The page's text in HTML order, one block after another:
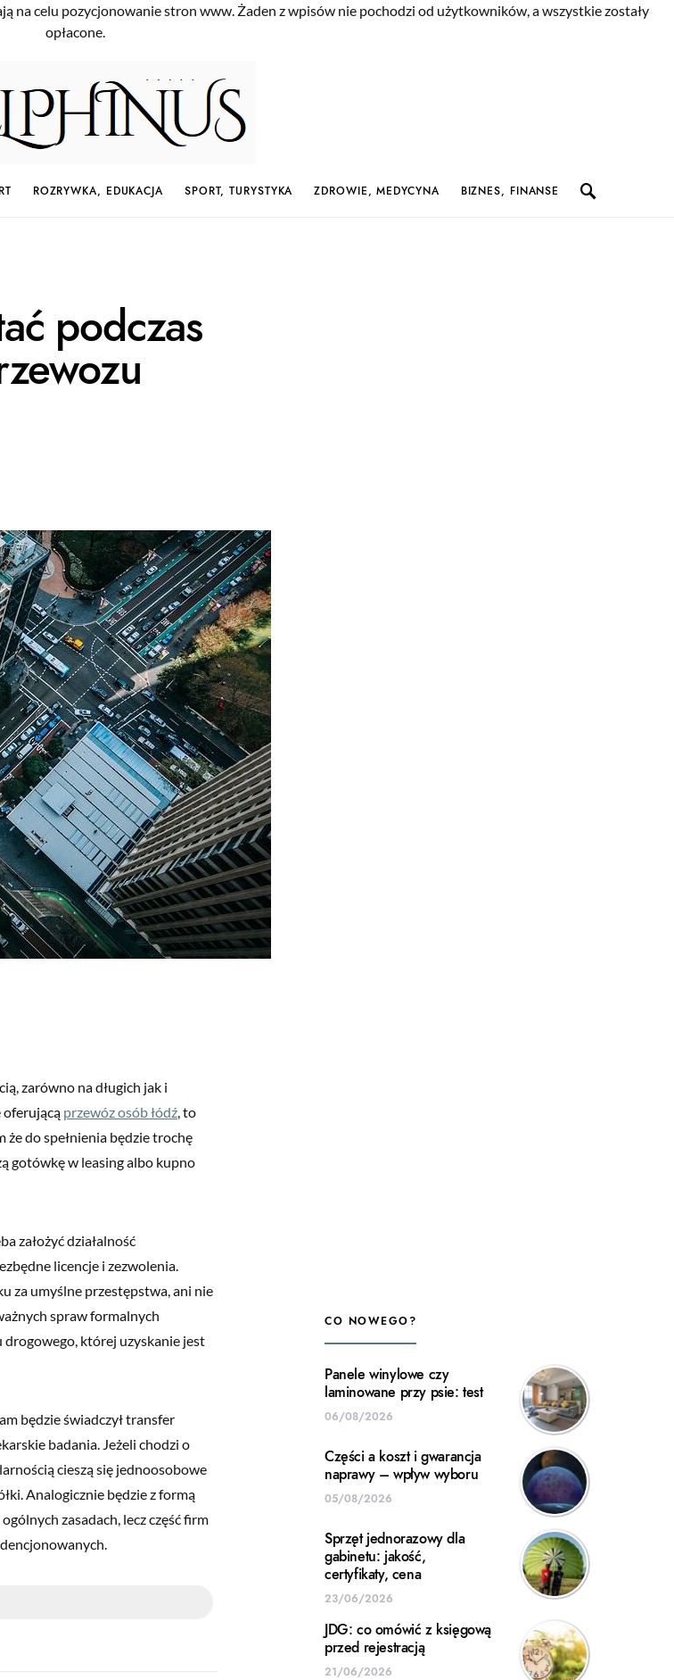
na celu pozycjonowanie stron www. Żaden z wpisów nie pochodzi od użytkowników, a wszystkie zostały
opłacone.
ROZRYWKA, EDUKACJA SPORT, TURYSTYKA ZDROWIE, MEDYCYNA BIZNES, FINANSE
podczas
zarówno na długich jak i
oferującą przewóz osób łódź, to
że do spełnienia będzie trochę
gotówkę w leasing albo kupno
założyć działalność
licencje i zezwolenia.
za umyślne przestępstwa, ani nie
spraw formalnych
drogowego, której uzyskanie jest
będzie świadczył transfer
badania. Jeżeli chodzi o
cieszą się jednoosobowe
Analogicznie będzie z formą
zasadach, lecz część firm
CO NOWEGO?
Panele winylowe czy
laminowane przy psie: test
06/08/2026
Części a koszt i gwarancja
naprawy – wpływ wyboru
05/08/2026
Sprzęt jednorazowy dla
gabinetu: jakość,
certyfikaty, cena
23/06/2026
JDG: co omówić z księgową
przed rejestracją
21/06/2026